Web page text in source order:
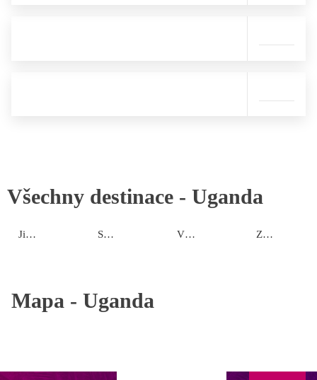
Všechny destinace - Uganda
Jižní oblast Severní oblast Východní oblast Západní oblast
Mapa - Uganda